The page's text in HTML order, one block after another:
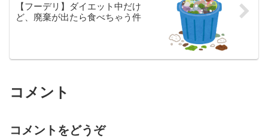
【フーデリ】ダイエット中だけ
ど、廃棄が出たら食べちゃう件
コメント
コメントをどうぞ